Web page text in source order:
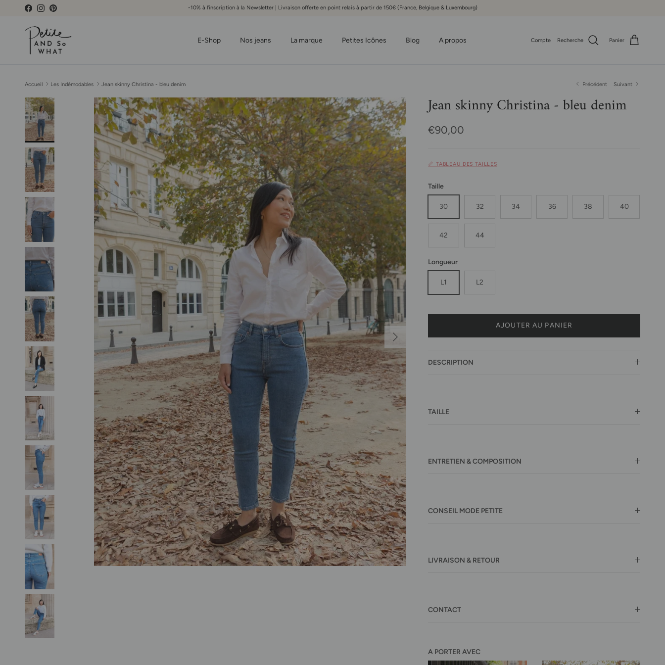
Aller au contenu
FacebookInstagramPinterest -10% à l'inscription à la Newsletter | Livraison offerte en point relais à partir de 150€ (France, Belgique & Luxembourg)
E-Shop Nos jeans La marque Petites Icônes Blog A propos Compte Recherche Panier
Accueil Les Indémodables Jean skinny Christina - bleu denim Précédent Suivant
Passer aux informations produits
Suivant
Jean skinny Christina - bleu denim
Prix habituel
€90,00
📏 TABLEAU DES TAILLES
Taille
30 32 34 36 38 40
42 44
Longueur
L1 L2
AJOUTER AU PANIER
DESCRIPTION
TAILLE
ENTRETIEN & COMPOSITION
CONSEIL MODE PETITE
LIVRAISON & RETOUR
CONTACT
A PORTER AVEC